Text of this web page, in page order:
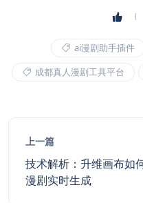
ai漫剧助手插件
成都真人漫剧工具平台
上一篇
技术解析：升维画布如
漫剧实时生成